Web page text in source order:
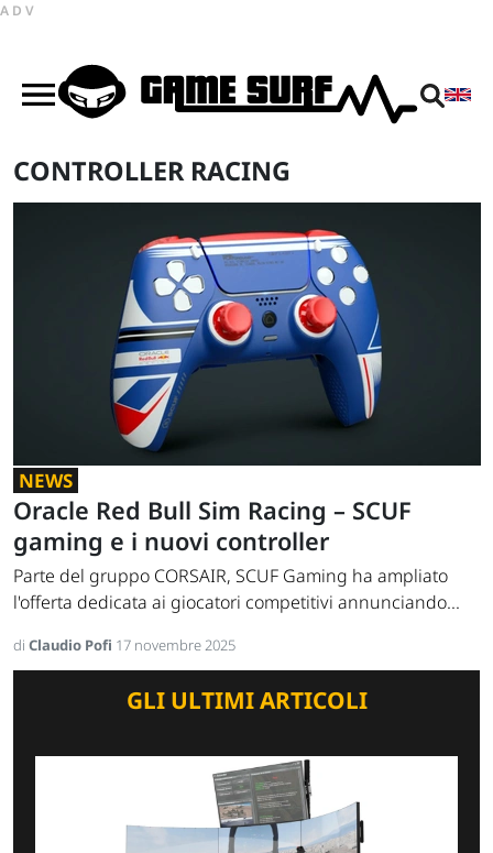
ADV
CONTROLLER RACING
NEWS
Oracle Red Bull Sim Racing – SCUF
gaming e i nuovi controller
Parte del gruppo CORSAIR, SCUF Gaming ha ampliato
l'offerta dedicata ai giocatori competitivi annunciando...
di Claudio Pofi 17 novembre 2025
GLI ULTIMI ARTICOLI